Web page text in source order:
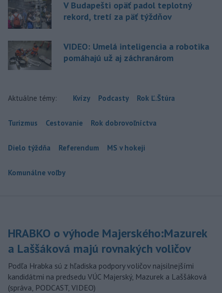
V Budapešti opäť padol teplotný
rekord, tretí za päť týždňov
VIDEO: Umelá inteligencia a robotika
pomáhajú už aj záchranárom
Aktuálne témy: Kvízy Podcasty Rok Ľ.Štúra
Turizmus Cestovanie Rok dobrovoľníctva
Dielo týždňa Referendum MS v hokeji
Komunálne voľby
HRABKO o výhode Majerského:Mazurek
a Laššáková majú rovnakých voličov
Podľa Hrabka sú z hľadiska podpory voličov najsilnejšími
kandidátmi na predsedu VÚC Majerský, Mazurek a Laššáková
(správa, PODCAST, VIDEO)